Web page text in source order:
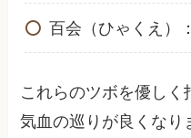
百会（ひゃくえ）
これらのツボを優し
気血の巡りが良くなり